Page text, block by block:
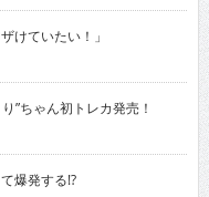
けていたい！」
”ちゃん初トレカ発売！
爆発する!?